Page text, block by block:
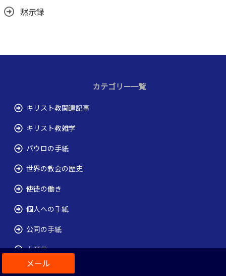
黙示録
カテゴリー一覧
キリスト教関連記事
キリスト教雑学
パウロの手紙
世界の教会の歴史
使徒の働き
個人への手紙
公同の手紙
大預言
小預言